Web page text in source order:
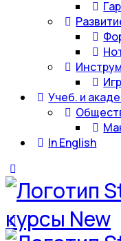
Учеб. и
In English